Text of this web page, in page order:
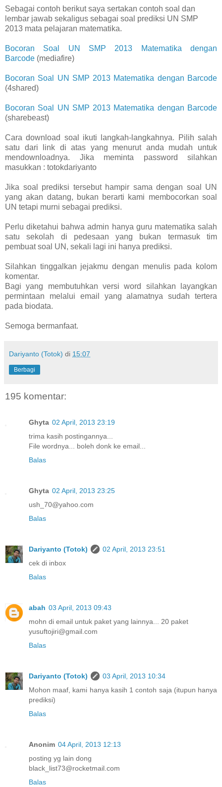
Sebagai contoh berikut saya sertakan contoh soal dan
lembar jawab sekaligus sebagai soal prediksi UN SMP
2013 mata pelajaran matematika.
Bocoran Soal UN SMP 2013 Matematika dengan
Barcode (mediafire)
Bocoran Soal UN SMP 2013 Matematika dengan Barcode
(4shared)
Bocoran Soal UN SMP 2013 Matematika dengan Barcode
(sharebeast)
Cara download soal ikuti langkah-langkahnya. Pilih salah
satu dari link di atas yang menurut anda mudah untuk
mendownloadnya. Jika meminta password silahkan
masukkan : totokdariyanto
Jika soal prediksi tersebut hampir sama dengan soal UN
yang akan datang, bukan berarti kami membocorkan soal
UN tetapi murni sebagai prediksi.
Perlu diketahui bahwa admin hanya guru matematika salah
satu sekolah di pedesaan yang bukan termasuk tim
pembuat soal UN, sekali lagi ini hanya prediksi.
Silahkan tinggalkan jejakmu dengan menulis pada kolom
komentar.
Bagi yang membutuhkan versi word silahkan layangkan
permintaan melalui email yang alamatnya sudah tertera
pada biodata.
Semoga bermanfaat.
Dariyanto (Totok) di 15:07
Berbagi
195 komentar:
Ghyta 02 April, 2013 23:19
trima kasih postingannya...
File wordnya... boleh donk ke email...
Balas
Ghyta 02 April, 2013 23:25
ush_70@yahoo.com
Balas
Dariyanto (Totok)
02 April, 2013 23:51
cek di inbox
Balas
abah 03 April, 2013 09:43
mohn di email untuk paket yang lainnya... 20 paket
yusuftojiri@gmail.com
Balas
Dariyanto (Totok)
03 April, 2013 10:34
Mohon maaf, kami hanya kasih 1 contoh saja (itupun hanya
prediksi)
Balas
Anonim 04 April, 2013 12:13
posting yg lain dong
black_list73@rocketmail.com
Balas